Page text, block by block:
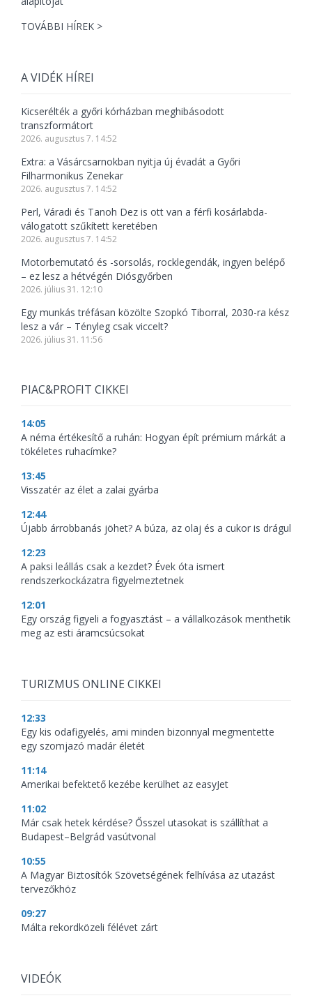
TOVÁBBI HÍREK >
A VIDÉK HÍREI
Kicserélték a győri kórházban meghibásodott
transzformátort
2026. augusztus 7. 14:52
Extra: a Vásárcsarnokban nyitja új évadát a Győri
Filharmonikus Zenekar
2026. augusztus 7. 14:52
Perl, Váradi és Tanoh Dez is ott van a férfi kosárlabda-
válogatott szűkített keretében
2026. augusztus 7. 14:52
Motorbemutató és -sorsolás, rocklegendák, ingyen belépő
– ez lesz a hétvégén Diósgyőrben
2026. július 31. 12:10
Egy munkás tréfásan közölte Szopkó Tiborral, 2030-ra kész
lesz a vár – Tényleg csak viccelt?
2026. július 31. 11:56
PIAC&PROFIT CIKKEI
14:05
A néma értékesítő a ruhán: Hogyan épít prémium márkát a
tökéletes ruhacímke?
13:45
Visszatér az élet a zalai gyárba
12:44
Újabb árrobbanás jöhet? A búza, az olaj és a cukor is drágul
12:23
A paksi leállás csak a kezdet? Évek óta ismert
rendszerkockázatra figyelmeztetnek
12:01
Egy ország figyeli a fogyasztást – a vállalkozások menthetik
meg az esti áramcsúcsokat
TURIZMUS ONLINE CIKKEI
12:33
Egy kis odafigyelés, ami minden bizonnyal megmentette
egy szomjazó madár életét
11:14
Amerikai befektető kezébe kerülhet az easyJet
11:02
Már csak hetek kérdése? Ősszel utasokat is szállíthat a
Budapest–Belgrád vasútvonal
10:55
A Magyar Biztosítók Szövetségének felhívása az utazást
tervezőkhöz
09:27
Málta rekordközeli félévet zárt
VIDEÓK